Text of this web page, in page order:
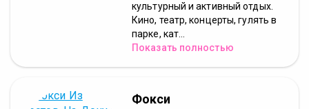
культурный и активный отдых.
Кино, театр, концерты, гулять в
парке, кат...
Показать полностью
Фокси